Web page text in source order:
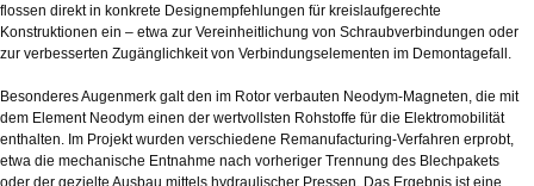
flossen direkt in konkrete Designempfehlungen für kreislaufgerechte
Konstruktionen ein – etwa zur Vereinheitlichung von Schraubverbindungen oder
zur verbesserten Zugänglichkeit von Verbindungselementen im Demontagefall.
Besonderes Augenmerk galt den im Rotor verbauten Neodym-Magneten, die mit
dem Element Neodym einen der wertvollsten Rohstoffe für die Elektromobilität
enthalten. Im Projekt wurden verschiedene Remanufacturing-Verfahren erprobt,
etwa die mechanische Entnahme nach vorheriger Trennung des Blechpakets